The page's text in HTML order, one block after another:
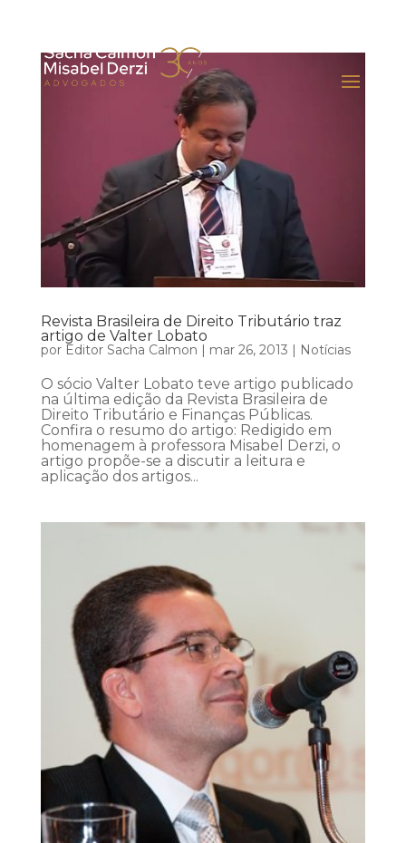
Revista Brasileira de Direito Tributário traz
artigo de Valter Lobato
por Editor Sacha Calmon | mar 26, 2013 | Notícias
O sócio Valter Lobato teve artigo publicado
na última edição da Revista Brasileira de
Direito Tributário e Finanças Públicas.
Confira o resumo do artigo: Redigido em
homenagem à professora Misabel Derzi, o
artigo propõe-se a discutir a leitura e
aplicação dos artigos...